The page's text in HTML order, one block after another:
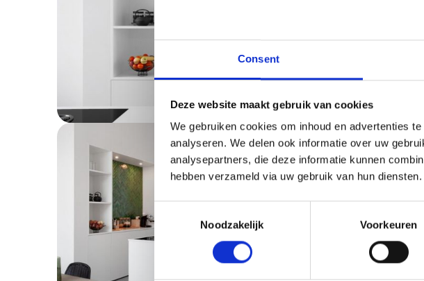
Consent
Deze website maakt gebruik van cookies
We gebruiken cookies om inhoud en advertenties
analyseren. We delen ook informatie over uw
analysepartners, die deze informatie kunnen
hebben verzameld via uw gebruik van hun diensten.
Selection
Noodzakelijk Voorkeuren